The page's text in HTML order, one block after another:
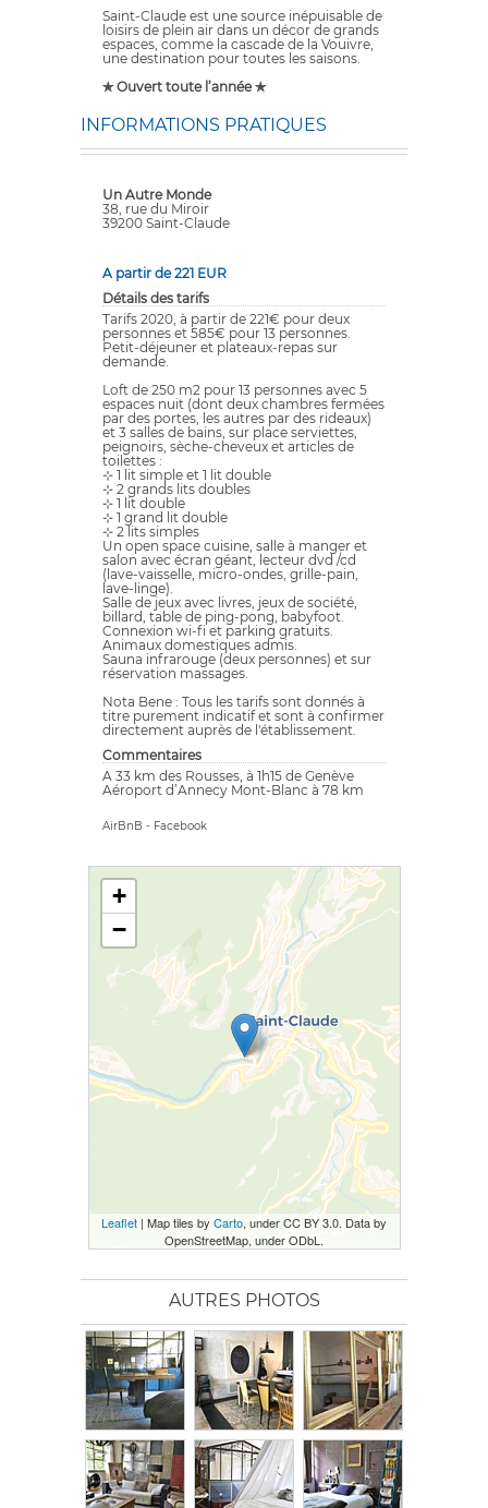
Saint-Claude est une source inépuisable de
loisirs de plein air dans un décor de grands
espaces, comme la cascade de la Vouivre,
une destination pour toutes les saisons.
✯ Ouvert toute l’année ✯
INFORMATIONS PRATIQUES
Un Autre Monde
38, rue du Miroir
39200 Saint-Claude
A partir de 221 EUR
Détails des tarifs
Tarifs 2020, à partir de 221€ pour deux
personnes et 585€ pour 13 personnes.
Petit-déjeuner et plateaux-repas sur
demande.
Loft de 250 m2 pour 13 personnes avec 5
espaces nuit (dont deux chambres fermées
par des portes, les autres par des rideaux)
et 3 salles de bains, sur place serviettes,
peignoirs, sèche-cheveux et articles de
toilettes :
⊹ 1 lit simple et 1 lit double
⊹ 2 grands lits doubles
⊹ 1 lit double
⊹ 1 grand lit double
⊹ 2 lits simples
Un open space cuisine, salle à manger et
salon avec écran géant, lecteur dvd /cd
(lave-vaisselle, micro-ondes, grille-pain,
lave-linge).
Salle de jeux avec livres, jeux de société,
billard, table de ping-pong, babyfoot.
Connexion wi-fi et parking gratuits.
Animaux domestiques admis.
Sauna infrarouge (deux personnes) et sur
réservation massages.
Nota Bene : Tous les tarifs sont donnés à
titre purement indicatif et sont à confirmer
directement auprès de l'établissement.
Commentaires
A 33 km des Rousses, à 1h15 de Genève
Aéroport d’Annecy Mont-Blanc à 78 km
AirBnB - Facebook
+
−
Leaflet | Map tiles by Carto, under CC BY 3.0. Data by
OpenStreetMap, under ODbL.
AUTRES PHOTOS